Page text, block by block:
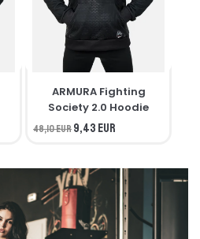
ARMURA Fighting
Society 2.0 Hoodie
48,10 EUR9,43 EUR